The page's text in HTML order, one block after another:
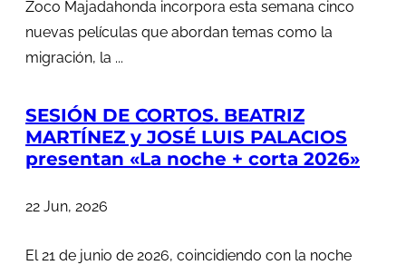
Zoco Majadahonda incorpora esta semana cinco
nuevas películas que abordan temas como la
migración, la ...
SESIÓN DE CORTOS. BEATRIZ
MARTÍNEZ y JOSÉ LUIS PALACIOS
presentan «La noche + corta 2026»
22 Jun, 2026
El 21 de junio de 2026, coincidiendo con la noche